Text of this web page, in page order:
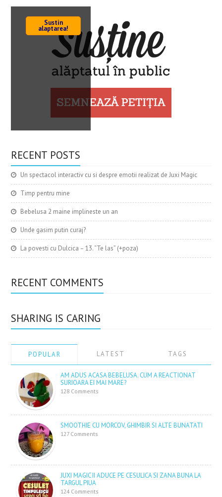
Sustin
alaptarea!
RECENT POSTS
Un spectacol interactiv cu si despre emotii realizat de Juxi Magic
Timp pentru mine
Bebelusa 2 maine implineste un an
Unde gasim putin curaj?
La povesti cu Dulcica – 13. “Te las” (+poza)
RECENT COMMENTS
SHARING IS CARING
POPULAR LATEST TAGS
AM ADUS ACASA BEBELUSA. CUM A REACTIONAT
SURIOARA EI MAI MARE?
128 Comments
SMOOTHIE CU MORCOV, GHIMBIR SI ALTE BUNATATI
127 Comments
JUXI MAGIC II ADUCE PE CESULICA SI ZANA BUNA LA
TARGUL PIUA
124 Comments